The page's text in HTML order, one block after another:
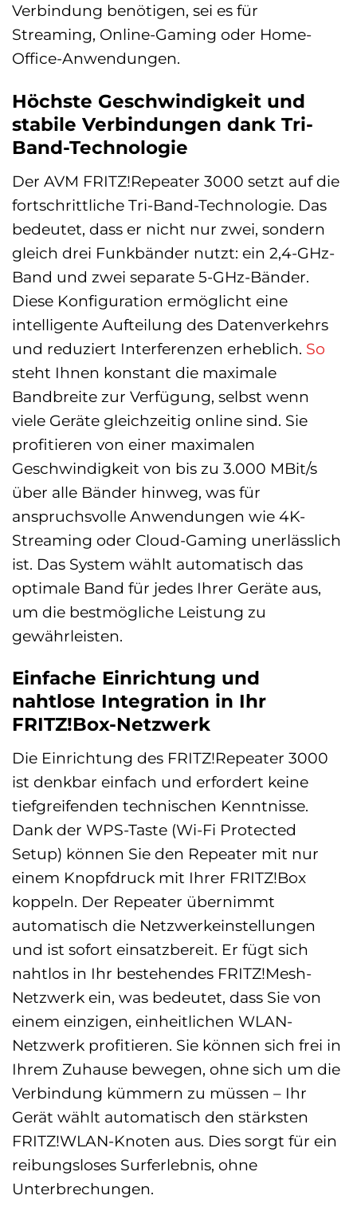
Verbindung benötigen, sei es für
Streaming, Online-Gaming oder Home-
Office-Anwendungen.
Höchste Geschwindigkeit und
stabile Verbindungen dank Tri-
Band-Technologie
Der AVM FRITZ!Repeater 3000 setzt auf die
fortschrittliche Tri-Band-Technologie. Das
bedeutet, dass er nicht nur zwei, sondern
gleich drei Funkbänder nutzt: ein 2,4-GHz-
Band und zwei separate 5-GHz-Bänder.
Diese Konfiguration ermöglicht eine
intelligente Aufteilung des Datenverkehrs
und reduziert Interferenzen erheblich. So
steht Ihnen konstant die maximale
Bandbreite zur Verfügung, selbst wenn
viele Geräte gleichzeitig online sind. Sie
profitieren von einer maximalen
Geschwindigkeit von bis zu 3.000 MBit/s
über alle Bänder hinweg, was für
anspruchsvolle Anwendungen wie 4K-
Streaming oder Cloud-Gaming unerlässlich
ist. Das System wählt automatisch das
optimale Band für jedes Ihrer Geräte aus,
um die bestmögliche Leistung zu
gewährleisten.
Einfache Einrichtung und
nahtlose Integration in Ihr
FRITZ!Box-Netzwerk
Die Einrichtung des FRITZ!Repeater 3000
ist denkbar einfach und erfordert keine
tiefgreifenden technischen Kenntnisse.
Dank der WPS-Taste (Wi-Fi Protected
Setup) können Sie den Repeater mit nur
einem Knopfdruck mit Ihrer FRITZ!Box
koppeln. Der Repeater übernimmt
automatisch die Netzwerkeinstellungen
und ist sofort einsatzbereit. Er fügt sich
nahtlos in Ihr bestehendes FRITZ!Mesh-
Netzwerk ein, was bedeutet, dass Sie von
einem einzigen, einheitlichen WLAN-
Netzwerk profitieren. Sie können sich frei in
Ihrem Zuhause bewegen, ohne sich um die
Verbindung kümmern zu müssen – Ihr
Gerät wählt automatisch den stärksten
FRITZ!WLAN-Knoten aus. Dies sorgt für ein
reibungsloses Surferlebnis, ohne
Unterbrechungen.